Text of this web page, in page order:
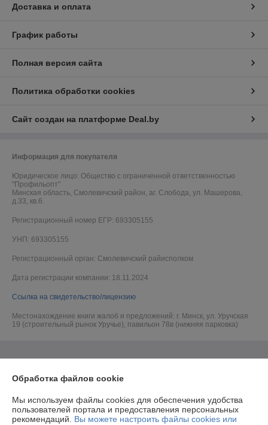
Доставка и оплата
График работы
Полная версия сайта
Политика обработки cookies
Сайт создан на платформе Deal.by
Информация для покупателя
Юридическое лицо: Общество с ограниченной ответственностью
"Профильопт"
Минская область, Смолевичский район, аг. Слобода, ул. Машерова,
д.33, кв.6.
Регистрационный номер ЕГР: 693305155
УНП: 693305155
Регистрационный орган: Смолевичский райисполком
Дата регистрации компании: 18.11.2024
Ссылка на свидетельство/лицензию
Местонахождение книги жалоб и предложений: г. Минск, ул. Уручская
19 (строительный рынок Уручье), павильон 78в (нижняя парковка)
Обработка файлов cookie
Мы используем файлы cookies для обеспечения удобства
пользователей портала и предоставления персональных
рекомендаций. Вы можете настроить файлы cookies или